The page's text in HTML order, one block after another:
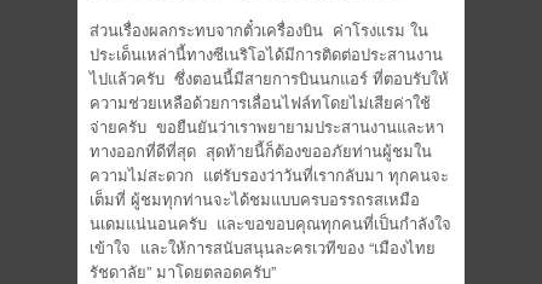
ส่วนเรื่องผลกระทบจากตั๋วเครื่องบิน ค่าโรงแรม ใน
ประเด็นเหล่านี้ทางซีเนริโอได้มีการติดต่อประสานงาน
ไปแล้วครับ ซึ่งตอนนี้มีสายการบินนกแอร์ ที่ตอบรับให้
ความช่วยเหลือด้วยการเลื่อนไฟล์ทโดยไม่เสียค่าใช้
จ่ายครับ ขอยืนยันว่าเราพยายามประสานงานและหา
ทางออกที่ดีที่สุด สุดท้ายนี้ก็ต้องขออภัยท่านผู้ชมใน
ความไม่สะดวก แต่รับรองว่าวันที่เรากลับมา ทุกคนจะ
เต็มที่ ผู้ชมทุกท่านจะได้ชมแบบครบอรรถรสเหมือ
นเดมแน่นอนครับ และขอขอบคุณทุกคนที่เป็นกำลังใจ
เข้าใจ และให้การสนับสนุนละครเวทีของ “เมืองไทย
รัชดาลัย” มาโดยตลอดครับ”